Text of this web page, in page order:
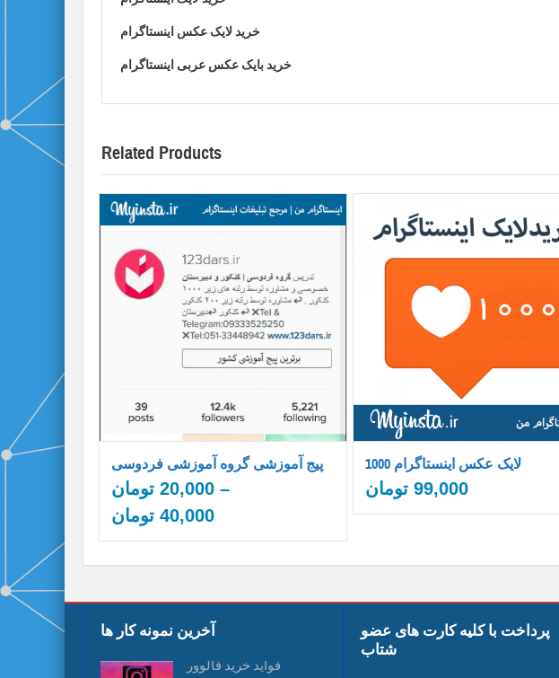
خرید لایک عکس اینستاگرام
خرید بایک عکس عربی اینستاگرام
Related Products
پیج آموزشی گروه آموزشی فردوسی
20,000 تومان
–
40,000 تومان
1000 لایک عکس اینستاگرام
99,000 تومان
آخرین نمونه کار ها
فواید خرید فالوور
پرداخت با کلیه کارت های عضو
شتاب